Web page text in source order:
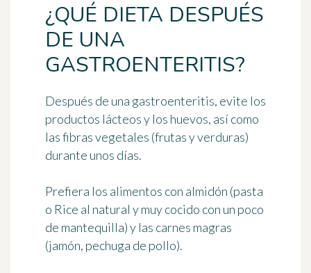
¿QUÉ DIETA DESPUÉS
DE UNA
GASTROENTERITIS?
Después de una gastroenteritis, evite los
productos lácteos y los huevos, así como
las fibras vegetales (frutas y verduras)
durante unos días.
Prefiera los alimentos con almidón (pasta
o Rice al natural y muy cocido con un poco
de mantequilla) y las carnes magras
(jamón, pechuga de pollo).